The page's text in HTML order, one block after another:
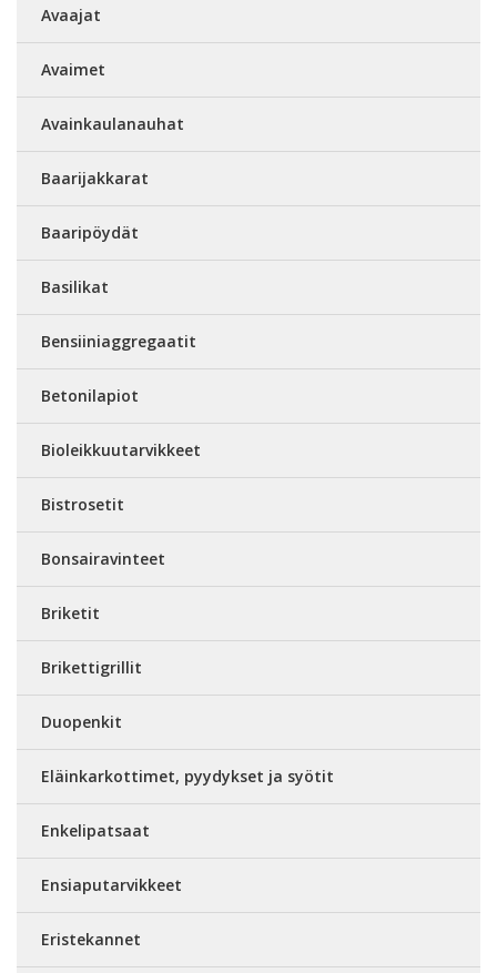
Avaajat
Avaimet
Avainkaulanauhat
Baarijakkarat
Baaripöydät
Basilikat
Bensiiniaggregaatit
Betonilapiot
Bioleikkuutarvikkeet
Bistrosetit
Bonsairavinteet
Briketit
Brikettigrillit
Duopenkit
Eläinkarkottimet, pyydykset ja syötit
Enkelipatsaat
Ensiaputarvikkeet
Eristekannet